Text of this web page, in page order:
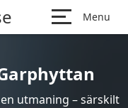
Menu
utmaning – särskilt